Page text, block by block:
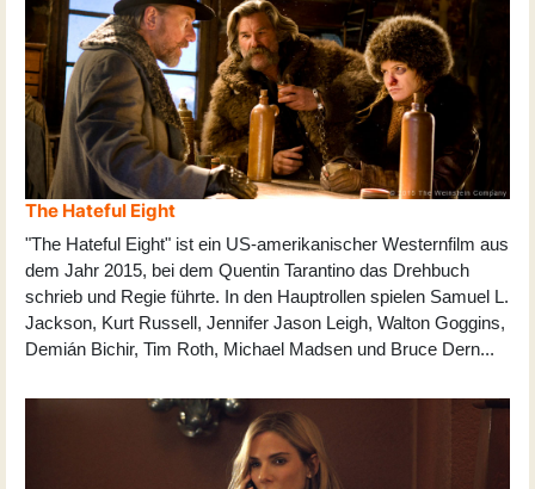
The Hateful Eight
"The Hateful Eight" ist ein US-amerikanischer Westernfilm aus
dem Jahr 2015, bei dem Quentin Tarantino das Drehbuch
schrieb und Regie führte. In den Hauptrollen spielen Samuel L.
Jackson, Kurt Russell, Jennifer Jason Leigh, Walton Goggins,
Demián Bichir, Tim Roth, Michael Madsen und Bruce Dern...